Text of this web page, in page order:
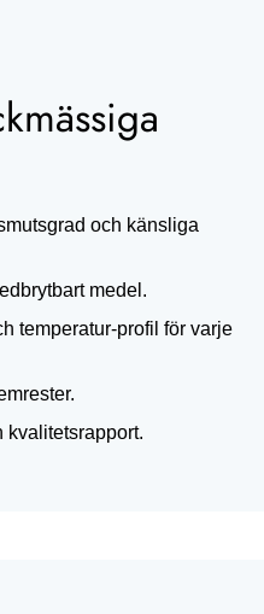
och känsliga
medel.
temperatur-profil för varje
kvalitetsrapport.